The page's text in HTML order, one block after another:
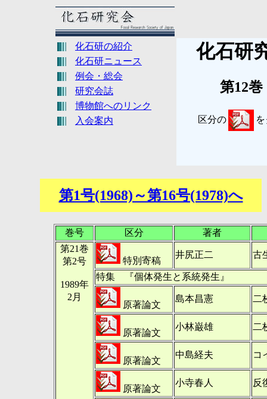
化石研の紹介
化石研ニュース
例会・総会
研究会誌
博物館へのリンク
入会案内
化石研
第12巻（
区分の
第1号(1968)～第16号(1978)へ
巻号 区分
著者
第21巻
第2号
1989年
2月
特別寄稿
井尻正二 古
特集 『個体発生と系統発生』
原著論文
島本昌憲 二
原著論文
小林巌雄 二
原著論文
中島経夫 コ
原著論文
小寺春人 反